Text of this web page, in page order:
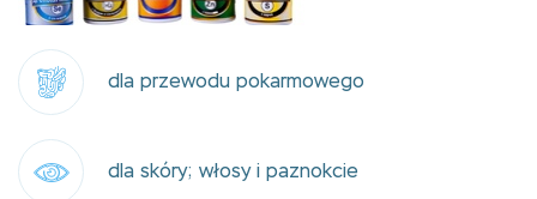
dla przewodu pokarmowego
dla skóry; włosy i paznokcie